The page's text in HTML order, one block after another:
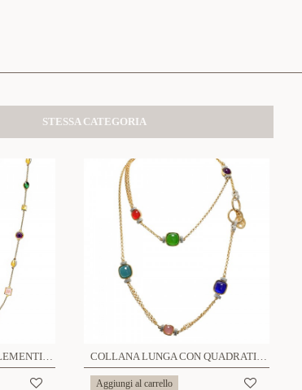
STESSA CATEGORIA
COLLANA LUNGA CON ELEMENTI GEOMETRICI E VETRO COLORATO - S16359A COLLANA LUNGA CON QUADRATI IN RESINA COLORATA - S15676A
Aggiungi al carrello